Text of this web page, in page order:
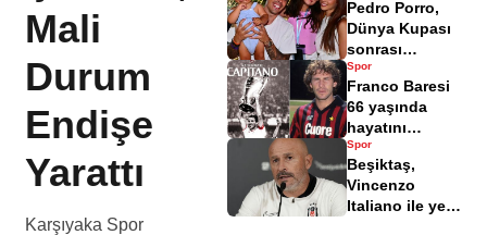
Mali
Durum
Endişe
Yarattı
Karşıyaka Spor
istifa bildirimi
Pedro Porro,
Dünya Kupası
sonrası
Antalya'da tatil
yapıyor
Spor
Franco Baresi
66 yaşında
hayatını
kaybetti
Spor
Beşiktaş,
Vincenzo
Italiano ile yeni